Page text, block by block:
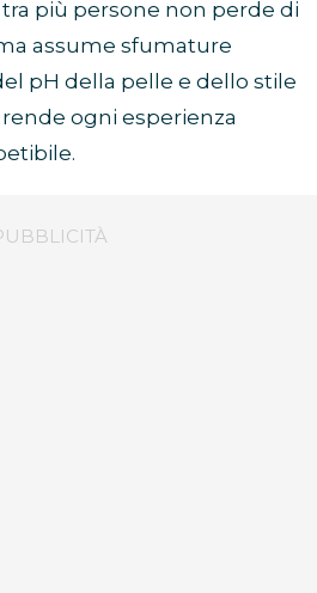
più persone non perde di
assume sfumature
pH della pelle e dello stile
ogni esperienza